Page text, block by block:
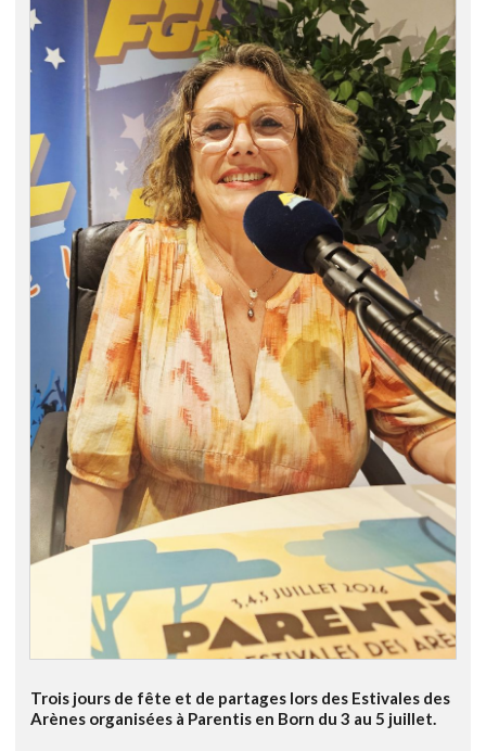
Trois jours de fête et de partages lors des Estivales des
Arènes organisées à Parentis en Born du 3 au 5 juillet.